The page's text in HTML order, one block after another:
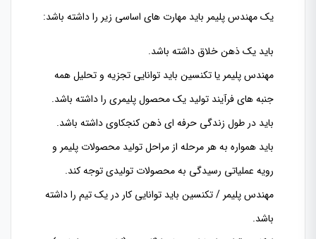
یکمهندسپلیمر باید مهارت های اساسی زیر را داشته باشد:
باید یک ذهن خلاق داشته باشد.
مهندس پلیمر یا تکنسین باید توانایی تجزیه و تحلیل همه
جنبه های فرآیند تولید یک محصول پلیمری را داشته باشد.
باید در طول زندگی حرفه ای ذهن کنجکاوی داشته باشد.
باید همواره به هر مرحله از مراحل تولید محصولات پلیمر و
رویه عملیاتی رسیدگی به محصولات تولیدی توجه کند.
مهندس پلیمر / تکنسین باید توانایی کار در یک تیم را داشته
باشد.